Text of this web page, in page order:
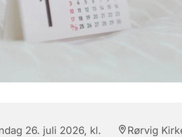
26. juli 2026, kl. Rørvig